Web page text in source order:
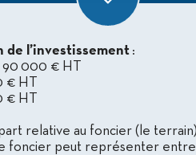
de l’investissement :
90 000 € HT
€ HT
€ HT
relative au foncier (le
foncier peut représenter